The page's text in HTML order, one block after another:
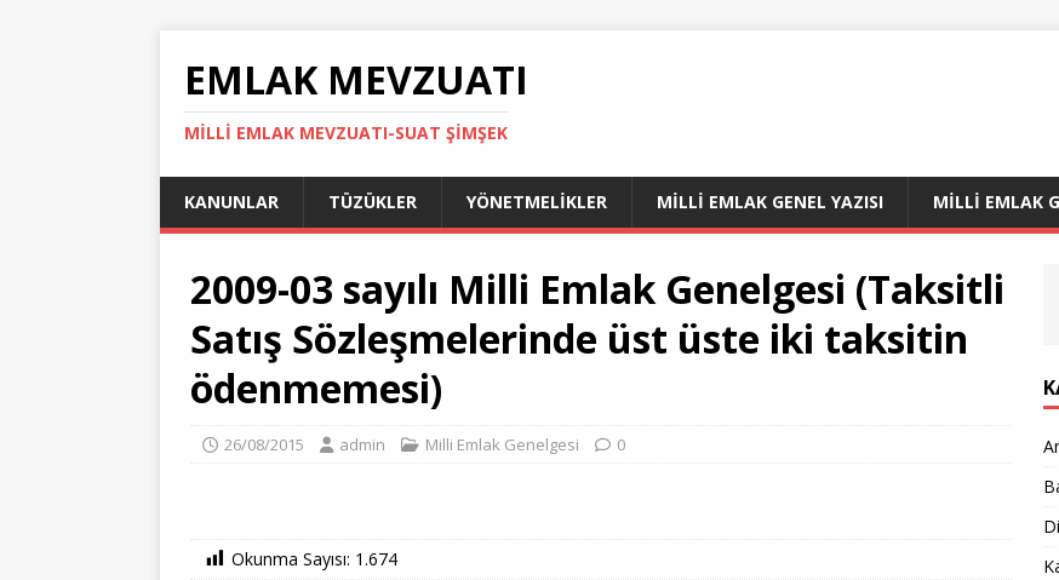
EMLAK MEVZUATI
MILLI EMLAK MEVZUATI-SUAT ŞİMŞEK
KANUNLAR TÜZÜKLER YÖNETMELIKLER MILLI EMLAK GENEL YAZISI MILLI EMLAK
2009-03 sayılı Milli Emlak Genelgesi (Taksitli
Satış Sözleşmelerinde üst üste iki taksitin
ödenmemesi)
26/08/2015 admin Milli Emlak Genelgesi 0
Okunma Sayısı: 1.674